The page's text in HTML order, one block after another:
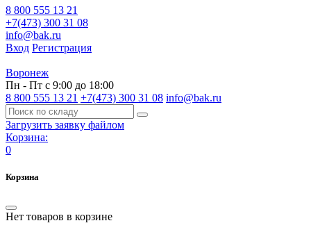
8 800 555 13 21
+7(473) 300 31 08
info@bak.ru
Вход Регистрация
Воронеж
Пн - Пт с 9:00 до 18:00
8 800 555 13 21 +7(473) 300 31 08 info@bak.ru
Загрузить заявку файлом
Корзина:
0
Корзина
Нет товаров в корзине